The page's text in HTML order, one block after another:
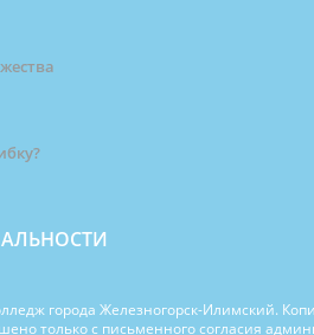
города Железногорск-Илимский.
только с письменного согласия